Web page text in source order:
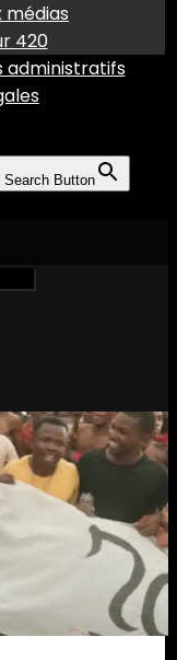
médias
420
administratifs
Search Button